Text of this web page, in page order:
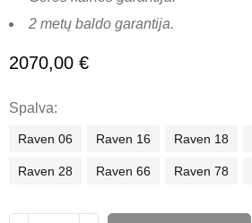
2 metų baldo garantija.
2070,00 €
Spalva
Raven 06 Raven 16 Raven 18
Raven 28 Raven 66 Raven 78